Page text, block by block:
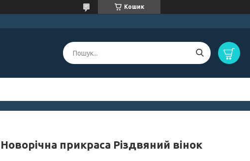
Кошик
Новорічна прикраса Різдвяний вінок